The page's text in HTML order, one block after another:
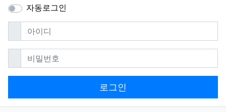
자동로그인
아이디필수
비밀번호필수
로그인